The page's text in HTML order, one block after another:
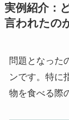
実例紹介：
言われたの
問題となった
ンです。特に
物を食べる際